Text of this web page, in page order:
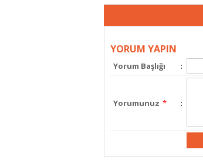
YORUM YAPIN
Yorum Başlığı :
Yorumunuz * :